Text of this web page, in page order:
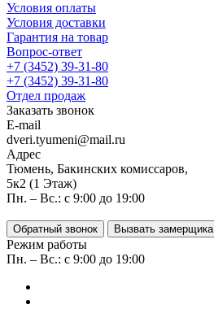
Условия оплаты
Условия доставки
Гарантия на товар
Вопрос-ответ
+7 (3452) 39-31-80
+7 (3452) 39-31-80
Отдел продаж
Заказать звонок
E-mail
dveri.tyumeni@mail.ru
Адрес
Тюмень, Бакинских комиссаров,
5к2 (1 Этаж)
Пн. – Вс.: с 9:00 до 19:00
Обратный звонок Вызвать замерщика
Режим работы
Пн. – Вс.: с 9:00 до 19:00